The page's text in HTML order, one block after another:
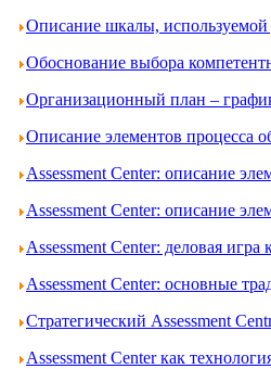
Описание шкалы, используемой
Обоснование выбора
Организационный план –
Описание элементов процесса
Assessment Center: описание
Assessment Center: описание
Assessment Center: деловая
Assessment Center: основные
Стратегический Assessment
Assessment Center как